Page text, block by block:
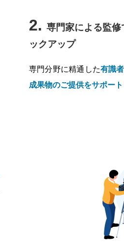
2. 専門家による監
ックアップ
専門分野に精通した有識
成果物のご提供をサポー